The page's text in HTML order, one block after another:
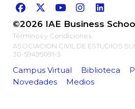
©2026 IAE Business
Términos y Condiciones
ASOCIACION CIVIL DE ESTUDIOS
30-59495091-3
Campus Virtual Biblioteca
Novedades
Medios